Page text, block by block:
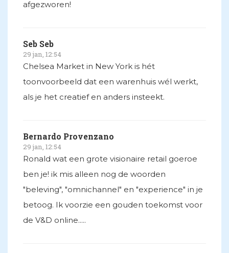
afgezworen!
Seb Seb
29 jan, 12:54
Chelsea Market in New York is hét
toonvoorbeeld dat een warenhuis wél werkt,
als je het creatief en anders insteekt.
Bernardo Provenzano
29 jan, 12:54
Ronald wat een grote visionaire retail goeroe
ben je! ik mis alleen nog de woorden
"beleving", "omnichannel" en "experience" in je
betoog. Ik voorzie een gouden toekomst voor
de V&D online.....